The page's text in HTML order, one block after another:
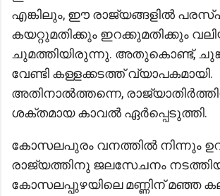
എങ്കിലും, ഈ രാജ്യങ്ങളിൽ
കയറ്റുമതിക്കും ഇറക്കുമതിക്കും
ചുമത്തിയിരുന്നു. അതുകൊണ്ട്,
വേണ്ടി കള്ളക്കടത്ത് വ്യാപകമായി.
അതിനാൽത്തന്നെ,
ശക്തമായ കാവൽ ഏർപ്പെടുത്തി.
കോസലപുരം വനത്തില്‍ നിന്നും
രാജ്യത്തിനു ജലസേചനം
കോസലപ്പുഴയിലെ മണ്ണിന് മഞ്ഞ